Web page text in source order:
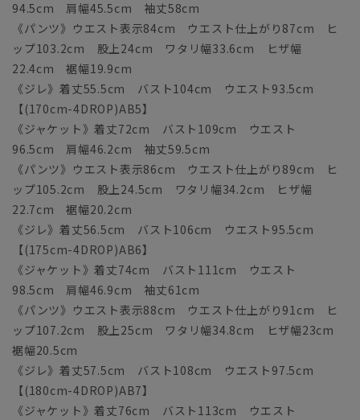
94.5cm 肩幅45.5cm 袖丈58cm
《パンツ》ウエスト表示84cm ウエスト仕上がり87cm ヒ
ップ103.2cm 股上24cm ワタリ幅33.6cm ヒザ幅
22.4cm 裾幅19.9cm
《ジレ》着丈55.5cm バスト104cm ウエスト93.5cm
【(170cm-4DROP)AB5】
《ジャケット》着丈72cm バスト109cm ウエスト
96.5cm 肩幅46.2cm 袖丈59.5cm
《パンツ》ウエスト表示86cm ウエスト仕上がり89cm ヒ
ップ105.2cm 股上24.5cm ワタリ幅34.2cm ヒザ幅
22.7cm 裾幅20.2cm
《ジレ》着丈56.5cm バスト106cm ウエスト95.5cm
【(175cm-4DROP)AB6】
《ジャケット》着丈74cm バスト111cm ウエスト
98.5cm 肩幅46.9cm 袖丈61cm
《パンツ》ウエスト表示88cm ウエスト仕上がり91cm ヒ
ップ107.2cm 股上25cm ワタリ幅34.8cm ヒザ幅23cm
裾幅20.5cm
《ジレ》着丈57.5cm バスト108cm ウエスト97.5cm
【(180cm-4DROP)AB7】
《ジャケット》着丈76cm バスト113cm ウエスト